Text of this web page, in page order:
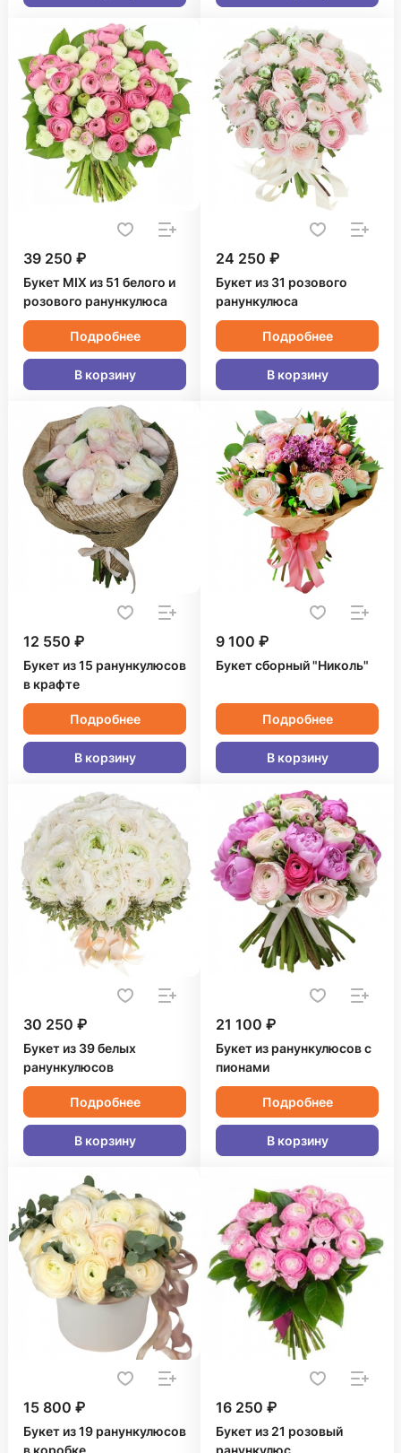
39 250 ₽
Букет MIX из 51 белого и
розового ранункулюса
Подробнее
В корзину
24 250 ₽
Букет из 31 розового
ранункулюса
Подробнее
В корзину
12 550 ₽
Букет из 15 ранункулюсов
в крафте
Подробнее
В корзину
9 100 ₽
Букет сборный "Николь"
Подробнее
В корзину
30 250 ₽
Букет из 39 белых
ранункулюсов
Подробнее
В корзину
21 100 ₽
Букет из ранункулюсов с
пионами
Подробнее
В корзину
15 800 ₽
Букет из 19 ранункулюсов
в коробке
16 250 ₽
Букет из 21 розовый
ранункулюс